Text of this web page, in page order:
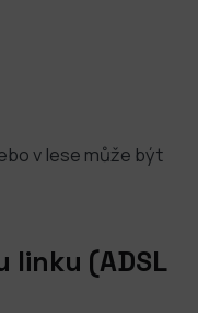
v lese může být
linku (ADSL